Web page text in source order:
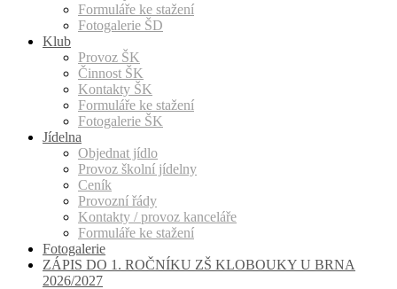
Formuláře ke stažení
Fotogalerie ŠD
Klub
Provoz ŠK
Činnost ŠK
Kontakty ŠK
Formuláře ke stažení
Fotogalerie ŠK
Jídelna
Objednat jídlo
Provoz školní jídelny
Ceník
Provozní řády
Kontakty / provoz kanceláře
Formuláře ke stažení
Fotogalerie
ZÁPIS DO 1. ROČNÍKU ZŠ KLOBOUKY U BRNA
2026/2027